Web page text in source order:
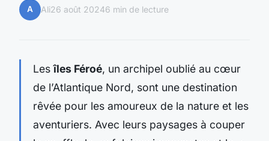
A Ali26 août 20246 min de lecture
Lesîles Féroé, un archipel oublié au cœur
de l’Atlantique Nord, sont une destination
rêvée pour les amoureux de la nature et les
aventuriers. Avec leurs paysages à couper